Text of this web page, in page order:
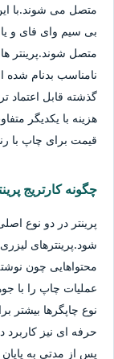
متصل می شوند.با
بی سیم وای فای و
متصل شوند.پرینتر
نامناسب بدنام شده
گذشته قابل اعتماد
هزینه با یکدیگر
قیمت برای چاپ با
چگونه کارتریج
پرینتر در دو نوع
شود.پرینترهای
محتواهایی چون
عملیات چاپ را با
نوع چاپگرها
حرفه ای نیز کاربرد
پس از مدتی به